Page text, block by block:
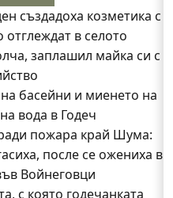
създадоха козметика с
в селото
заплашил майка си с
басейни и миенето на
вода в Годеч
пожара край Шума:
после се ожениха в
Войнеговци
с която годечанката